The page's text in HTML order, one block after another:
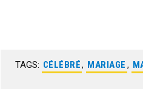
TAGS: CÉLÉBRÉ, MARIAGE ,